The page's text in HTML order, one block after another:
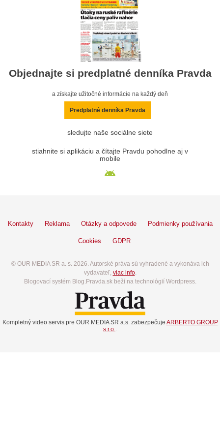
Objednajte si predplatné denníka Pravda
a získajte užitočné informácie na každý deň
Predplatné denníka Pravda
sledujte naše sociálne siete
stiahnite si aplikáciu a čítajte Pravdu pohodlne aj v
mobile
Kontakty Reklama Otázky a odpovede Podmienky používania
Cookies GDPR
© OUR MEDIA SR a. s. 2026. Autorské práva sú vyhradené a vykonáva ich
vydavateľ, viac info.
Blogovací systém Blog.Pravda.sk beží na technológií Wordpress.
Kompletný video servis pre OUR MEDIA SR a.s. zabezpečuje ARBERTO GROUP
s.r.o.